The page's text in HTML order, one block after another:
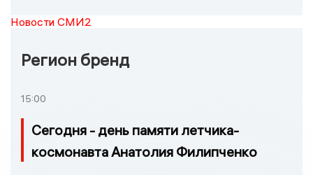
Новости СМИ2
Регион бренд
15:00
Сегодня - день памяти летчика-
космонавта Анатолия Филипченко